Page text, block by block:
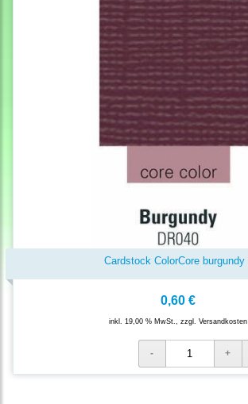
Cardstock ColorCore burgundy
0,60 €
inkl. 19,00 % MwSt., zzgl. Versandkosten